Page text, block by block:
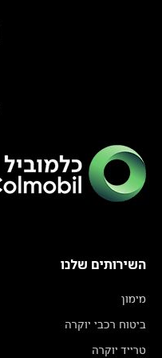
השירותים שלנו
מימון
ביטוח רכבי יוקרה
טרייד יוקרה